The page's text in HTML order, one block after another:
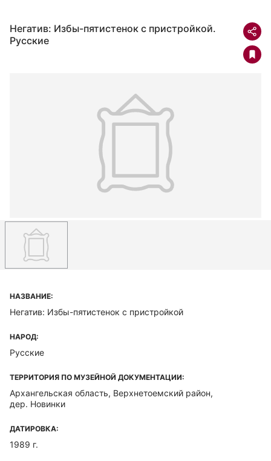
Негатив: Избы-пятистенок с пристройкой.
Русские
НАЗВАНИЕ:
Негатив: Избы-пятистенок с пристройкой
НАРОД:
Русские
ТЕРРИТОРИЯ ПО МУЗЕЙНОЙ ДОКУМЕНТАЦИИ:
Архангельская область, Верхнетоемский район,
дер. Новинки
ДАТИРОВКА:
1989 г.